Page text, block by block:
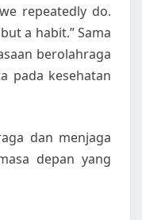
repeatedly do.
a habit.” Sama
berolahraga
pada kesehatan
dan menjaga
depan yang